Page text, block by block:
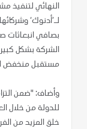
النهائي لتنفيذ
لـ’أدنوك‘
بصافي انبعاثات
الشركة بشكل
مستقبل منخفض
وأضاف: "ضمن
للدولة من خلال
خلق المزيد من